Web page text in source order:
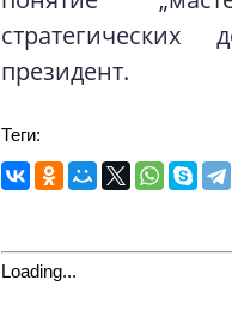
президент.
Теги:
Loading...